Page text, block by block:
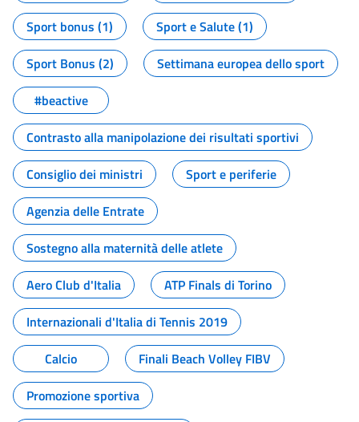
Sport bonus (1)
Sport e Salute (1)
Sport Bonus (2)
Settimana europea dello sport
#beactive
Contrasto alla manipolazione dei risultati sportivi
Consiglio dei ministri
Sport e periferie
Agenzia delle Entrate
Sostegno alla maternità delle atlete
Aero Club d'Italia
ATP Finals di Torino
Internazionali d'Italia di Tennis 2019
Calcio
Finali Beach Volley FIBV
Promozione sportiva